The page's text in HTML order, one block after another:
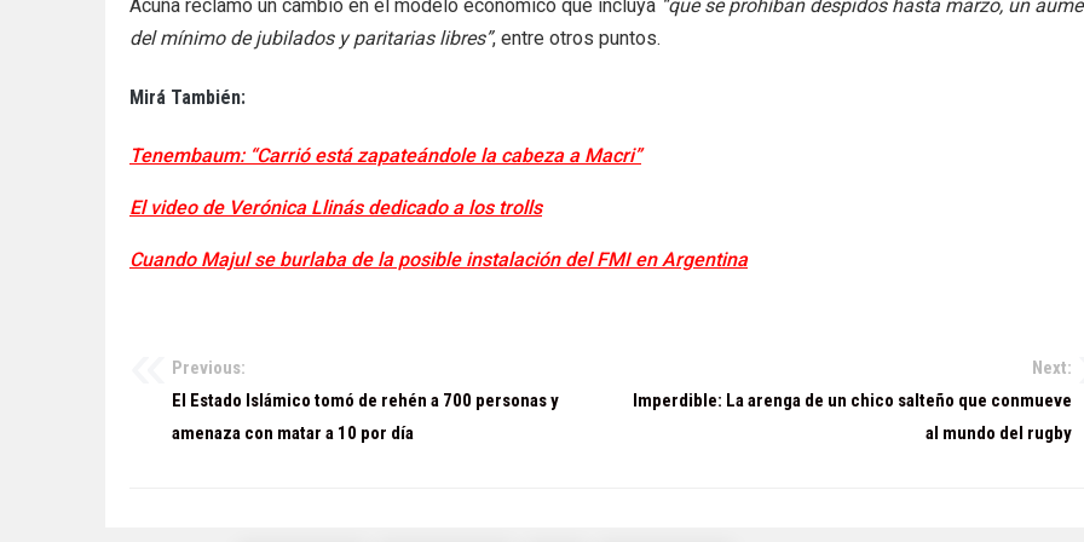
Acuña reclamó un cambio en el modelo económico que incluya “que se prohíban despidos hasta marzo, un
del mínimo de jubilados y paritarias libres”, entre otros puntos.
Mirá También:
Tenembaum: “Carrió está zapateándole la cabeza a Macri”
El video de Verónica Llinás dedicado a los trolls
Cuando Majul se burlaba de la posible instalación del FMI en Argentina
Navegación
Previous:
El Estado Islámico tomó de rehén a 700 personas y
amenaza con matar a 10 por día
Next:
Imperdible: La arenga de un chico salteño que conmueve
al mundo del rugby